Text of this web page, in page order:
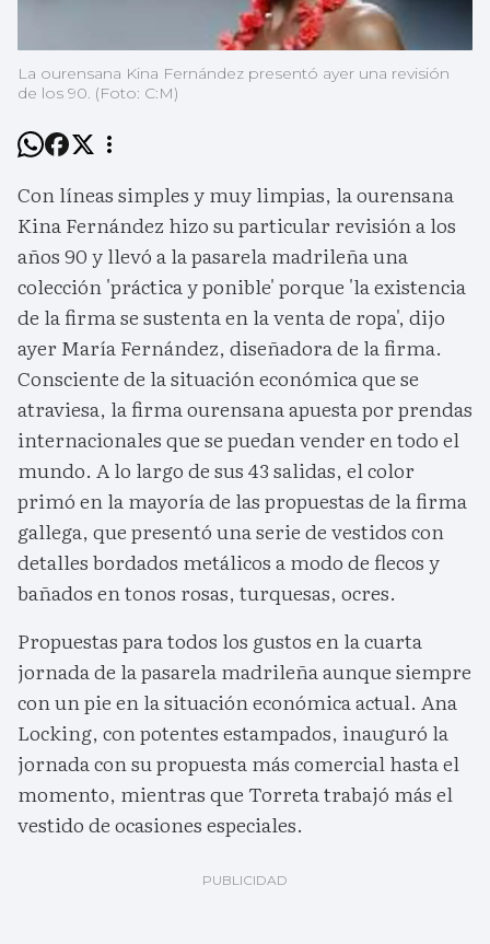
La ourensana Kina Fernández presentó ayer una revisión
de los 90. (Foto: C:M)
Con líneas simples y muy limpias, la ourensana
Kina Fernández hizo su particular revisión a los
años 90 y llevó a la pasarela madrileña una
colección 'práctica y ponible' porque 'la existencia
de la firma se sustenta en la venta de ropa', dijo
ayer María Fernández, diseñadora de la firma.
Consciente de la situación económica que se
atraviesa, la firma ourensana apuesta por prendas
internacionales que se puedan vender en todo el
mundo. A lo largo de sus 43 salidas, el color
primó en la mayoría de las propuestas de la firma
gallega, que presentó una serie de vestidos con
detalles bordados metálicos a modo de flecos y
bañados en tonos rosas, turquesas, ocres.
Propuestas para todos los gustos en la cuarta
jornada de la pasarela madrileña aunque siempre
con un pie en la situación económica actual. Ana
Locking, con potentes estampados, inauguró la
jornada con su propuesta más comercial hasta el
momento, mientras que Torreta trabajó más el
vestido de ocasiones especiales.